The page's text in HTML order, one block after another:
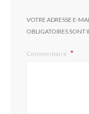
VOTRE ADRESSE E-
OBLIGATOIRES SONT
Commentaire